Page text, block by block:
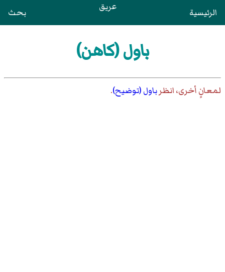
الرئيسية عريق بحث
باول (كاهن)
لمعانٍ أخرى، انظرباول (توضيح).